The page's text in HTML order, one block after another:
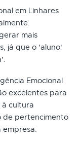
em Linhares
mais
já que o 'aluno'
Emocional
excelentes para
cultura
de pertencimento
empresa.